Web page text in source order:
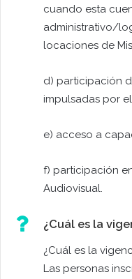
cuando esta
administrativo/
locaciones de
d) participación
impulsadas por el
e) acceso a
f) participación
Audiovisual.
¿Cuál es la
¿Cuál es la
Las personas